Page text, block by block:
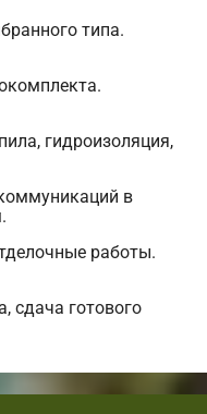
типа.
гидроизоляция,
в
работы.
сдача готового